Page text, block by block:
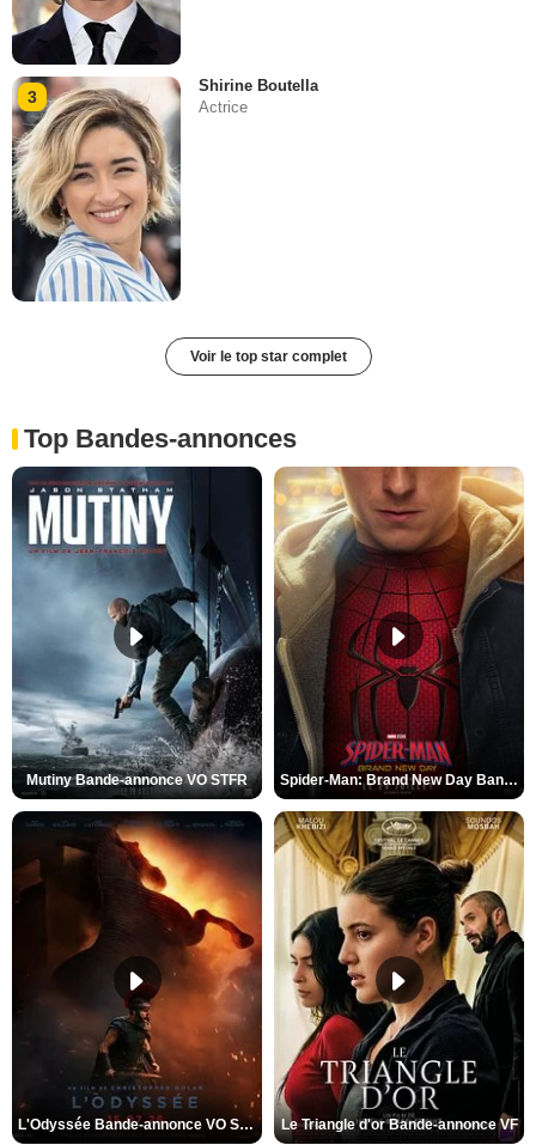
3
Shirine Boutella
Actrice
Voir le top star complet
Top Bandes-annonces
Mutiny Bande-annonce VO STFR Spider-Man: Brand New Day Bande-annonce VO STFR
L'Odyssée Bande-annonce VO STFR Le Triangle d'or Bande-annonce VF